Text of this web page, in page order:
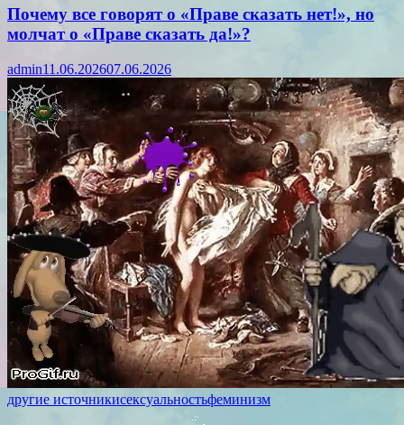
Почему все говорят о «Праве сказать нет!», но
молчат о «Праве сказать да!»?
admin11.06.202607.06.2026
другие источникисексуальностьфеминизм